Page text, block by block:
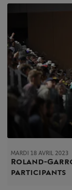
MARDI 18 AVRIL 2023
Roland-
participants